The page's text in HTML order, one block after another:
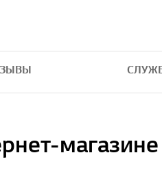
магазине